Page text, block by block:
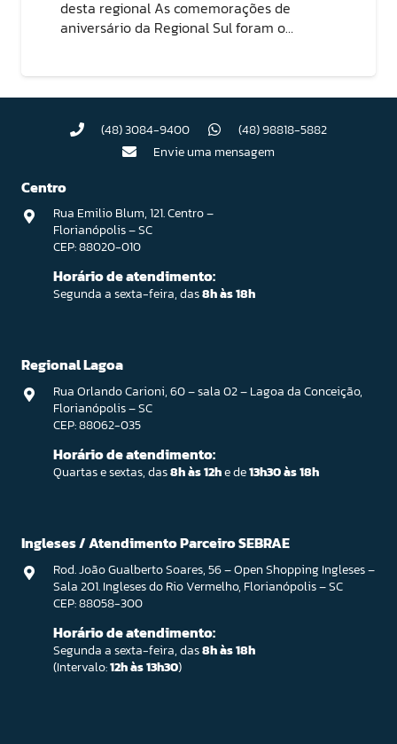
desta regional As comemorações de
aniversário da Regional Sul foram o…
(48) 3084-9400
(48) 98818-5882
Envie uma mensagem
Centro
Rua Emilio Blum, 121. Centro –
Florianópolis – SC
CEP: 88020-010
Horário de atendimento:
Segunda a sexta-feira, das8h às 18h
Regional Lagoa
Rua Orlando Carioni, 60 – sala 02 – Lagoa da Conceição,
Florianópolis – SC
CEP: 88062-035
Horário de atendimento:
Quartas e sextas, das8h às 12he de13h30 às 18h
Ingleses / Atendimento Parceiro SEBRAE
Rod. João Gualberto Soares, 56 – Open Shopping Ingleses –
Sala 201. Ingleses do Rio Vermelho, Florianópolis – SC
CEP: 88058-300
Horário de atendimento:
Segunda a sexta-feira, das8h às 18h
(Intervalo:12h às 13h30)